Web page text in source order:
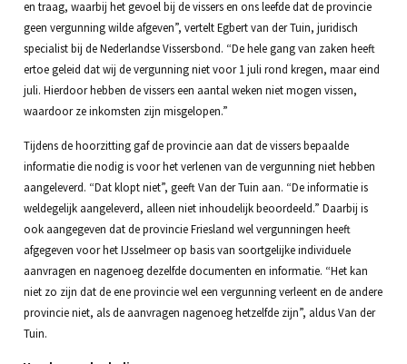
en traag, waarbij het gevoel bij de vissers en ons leefde dat de provincie
geen vergunning wilde afgeven”, vertelt Egbert van der Tuin, juridisch
specialist bij de Nederlandse Vissersbond. “De hele gang van zaken heeft
ertoe geleid dat wij de vergunning niet voor 1 juli rond kregen, maar eind
juli. Hierdoor hebben de vissers een aantal weken niet mogen vissen,
waardoor ze inkomsten zijn misgelopen.”
Tijdens de hoorzitting gaf de provincie aan dat de vissers bepaalde
informatie die nodig is voor het verlenen van de vergunning niet hebben
aangeleverd. “Dat klopt niet”, geeft Van der Tuin aan. “De informatie is
weldegelijk aangeleverd, alleen niet inhoudelijk beoordeeld.” Daarbij is
ook aangegeven dat de provincie Friesland wel vergunningen heeft
afgegeven voor het IJsselmeer op basis van soortgelijke individuele
aanvragen en nagenoeg dezelfde documenten en informatie. “Het kan
niet zo zijn dat de ene provincie wel een vergunning verleent en de andere
provincie niet, als de aanvragen nagenoeg hetzelfde zijn”, aldus Van der
Tuin.